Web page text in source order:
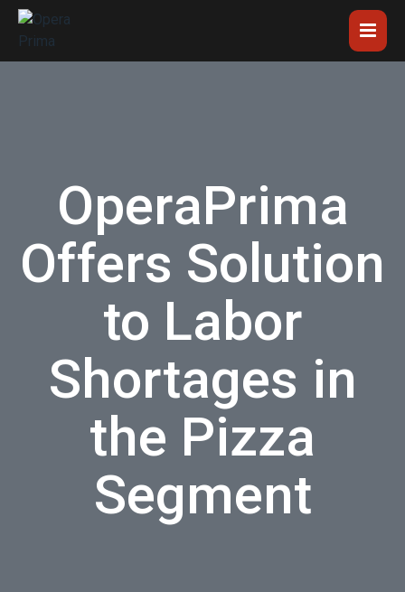
OperaPrima
Offers Solution
to Labor
Shortages in
the Pizza
Segment